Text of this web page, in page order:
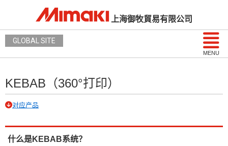
上海御牧貿易有限公司
MENU
GLOBAL SITE
KEBAB（360°打印）
对应产品
什么是KEBAB系统？